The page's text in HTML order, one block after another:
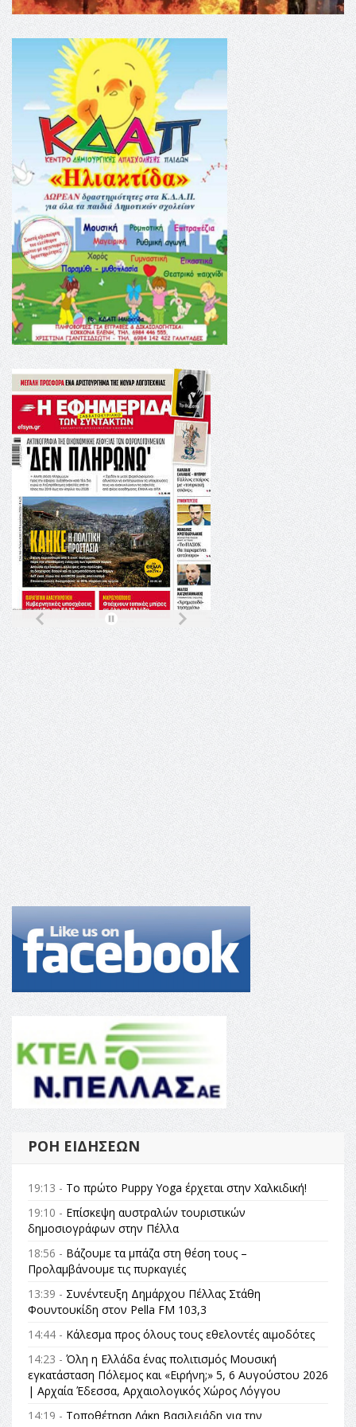
ΡΟΉ ΕΙΔΉΣΕΩΝ
19:13 - Το πρώτο Puppy Yoga έρχεται στην Χαλκιδική!
19:10 - Επίσκεψη αυστραλών τουριστικών
δημοσιογράφων στην Πέλλα
18:56 - Βάζουμε τα μπάζα στη θέση τους –
Προλαμβάνουμε τις πυρκαγιές
13:39 - Συνέντευξη Δημάρχου Πέλλας Στάθη
Φουντουκίδη στον Pella FM 103,3
14:44 - Κάλεσμα προς όλους τους εθελοντές αιμοδότες
14:23 - Όλη η Ελλάδα ένας πολιτισμός Μουσική
εγκατάσταση Πόλεμος και «Ειρήνη;» 5, 6 Αυγούστου 2026
| Αρχαία Έδεσσα, Αρχαιολογικός Χώρος Λόγγου
14:19 - Τοποθέτηση Λάκη Βασιλειάδη για την